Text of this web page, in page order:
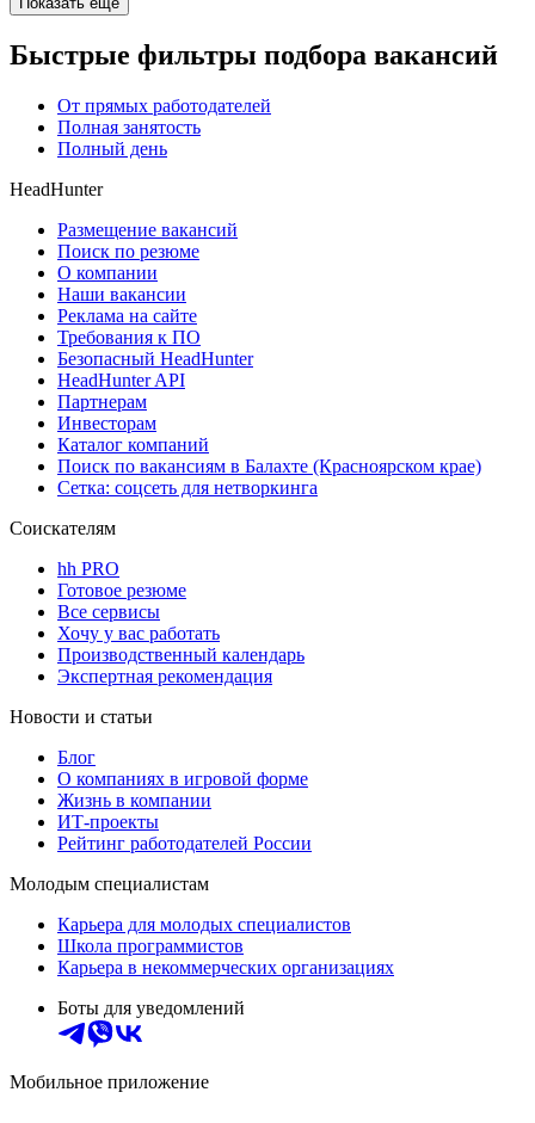
Быстрые фильтры подбора вакансий
От прямых работодателей
Полная занятость
Полный день
HeadHunter
Размещение вакансий
Поиск по резюме
О компании
Наши вакансии
Реклама на сайте
Требования к ПО
Безопасный HeadHunter
HeadHunter API
Партнерам
Инвесторам
Каталог компаний
Поиск по вакансиям в Балахте (Красноярском крае)
Сетка: соцсеть для нетворкинга
Соискателям
hh PRO
Готовое резюме
Все сервисы
Хочу у вас работать
Производственный календарь
Экспертная рекомендация
Новости и статьи
Блог
О компаниях в игровой форме
Жизнь в компании
ИТ-проекты
Рейтинг работодателей России
Молодым специалистам
Карьера для молодых специалистов
Школа программистов
Карьера в некоммерческих организациях
Боты для уведомлений
Мобильное приложение